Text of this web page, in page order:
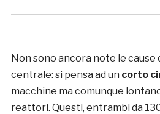
Non sono ancora note le cause
centrale: si pensa ad un corto
macchine ma comunque
reattori. Questi, entrambi da